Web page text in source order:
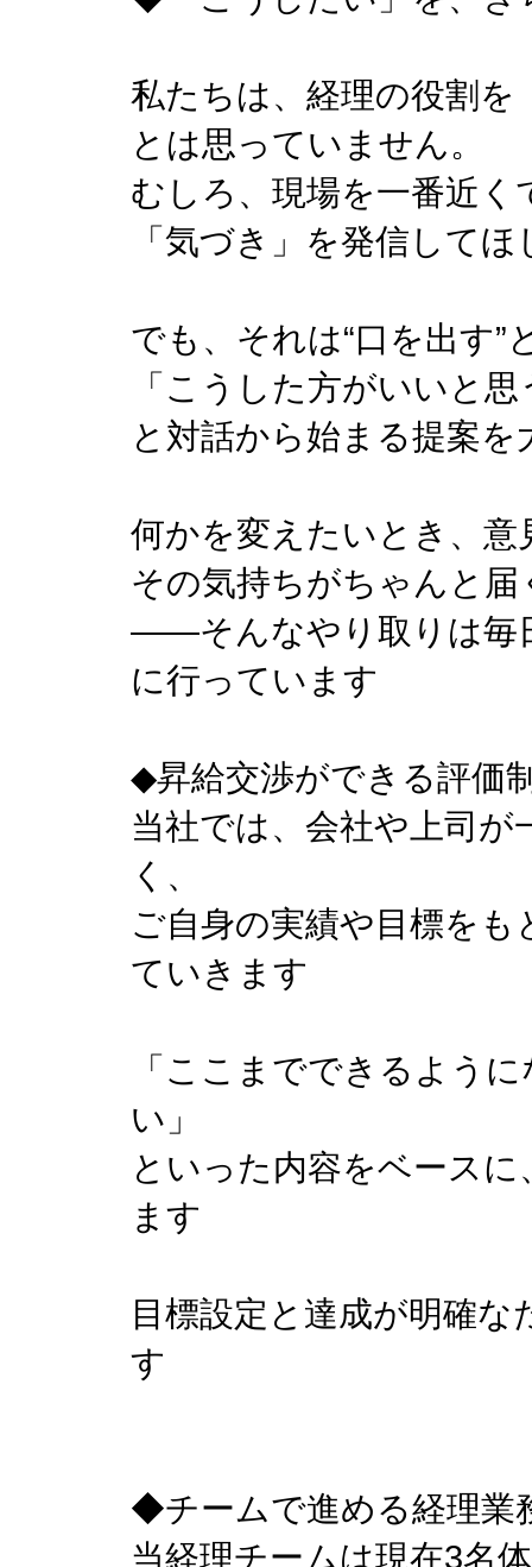
私たちは、経理の役割を
とは思っていません。
むしろ、現場を一番近
「気づき」を発信して
でも、それは“口を出す
「こうした方がいいと
と対話から始まる提案
何かを変えたいとき、
その気持ちがちゃんと
——そんなやり取りは毎
に行っています
◆昇給交渉ができる評価
当社では、会社や上司
く、
ご自身の実績や目標を
ていきます
「ここまでできるよう
い」
といった内容をベース
ます
目標設定と達成が明確
す
◆チームで進める経理業
当経理チームは現在3名